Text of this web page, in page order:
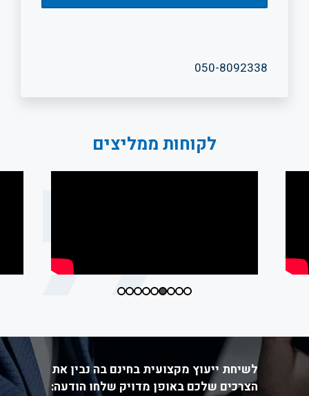
050-8092338
לקוחות ממליצים
לשיחת ייעוץ מקצועית בחינם בה נבין את
הצרכים שלכם באופן מדויק שלחו הודעה: